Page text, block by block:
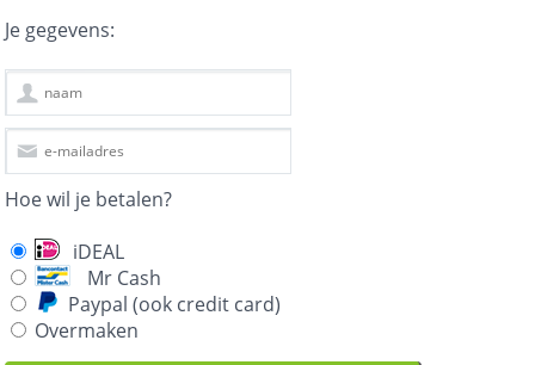
Je gegevens:
Hoe wil je betalen?
iDEAL
Mr Cash
Paypal (ook credit card)
Overmaken